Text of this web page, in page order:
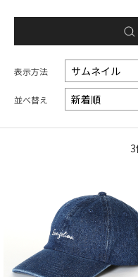
表示方法
並べ替え
3